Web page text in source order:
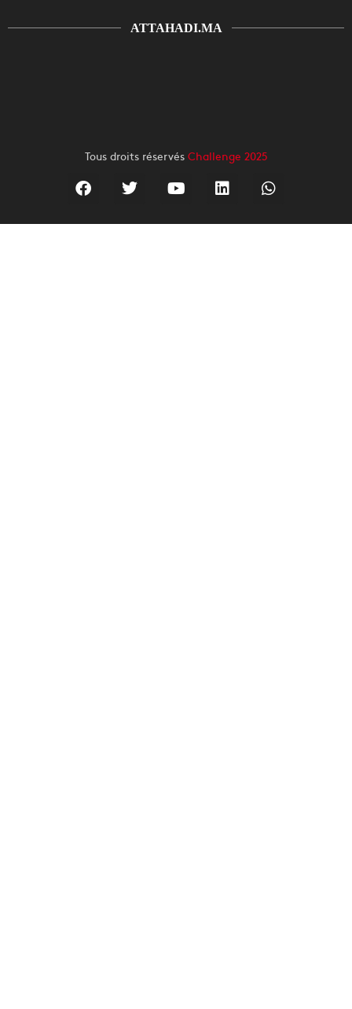
ATTAHADI.MA
Tous droits réservés Challenge 2025